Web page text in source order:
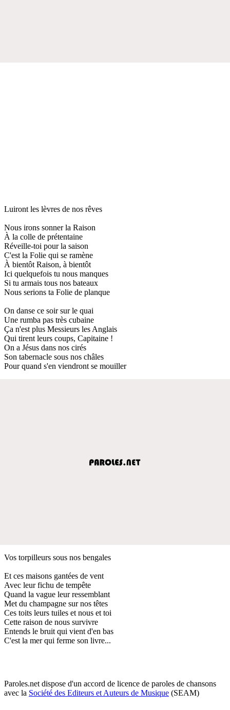
Luiront les lèvres de nos rêves
Nous irons sonner la Raison
À la colle de prétentaine
Réveille-toi pour la saison
C'est la Folie qui se ramène
À bientôt Raison, à bientôt
Ici quelquefois tu nous manques
Si tu armais tous nos bateaux
Nous serions ta Folie de planque
On danse ce soir sur le quai
Une rumba pas très cubaine
Ça n'est plus Messieurs les Anglais
Qui tirent leurs coups, Capitaine !
On a Jésus dans nos cirés
Son tabernacle sous nos châles
Pour quand s'en viendront se mouiller
Vos torpilleurs sous nos bengales
Et ces maisons gantées de vent
Avec leur fichu de tempête
Quand la vague leur ressemblant
Met du champagne sur nos têtes
Ces toits leurs tuiles et nous et toi
Cette raison de nous survivre
Entends le bruit qui vient d'en bas
C'est la mer qui ferme son livre...
Paroles.net dispose d'un accord de licence de paroles de chansons
avec la Société des Editeurs et Auteurs de Musique (SEAM)